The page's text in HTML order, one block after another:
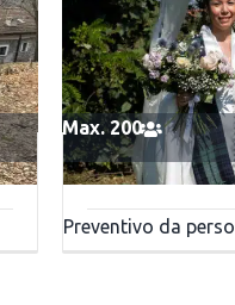
Max. 200
Preventivo da